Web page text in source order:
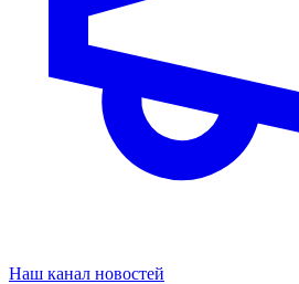
Наш канал новостей